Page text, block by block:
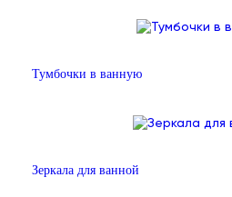
Тумбочки в ванную
Зеркала для ванной